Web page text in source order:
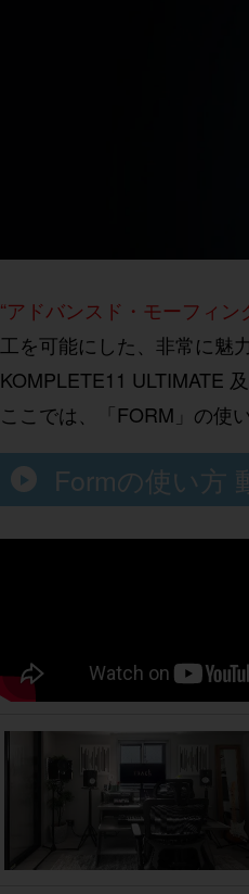
“アドバンスド・モーフィン
工を可能にした、非常に魅
KOMPLETE11 ULTIMATE
ここでは、「FORM」の使
Formの使い方